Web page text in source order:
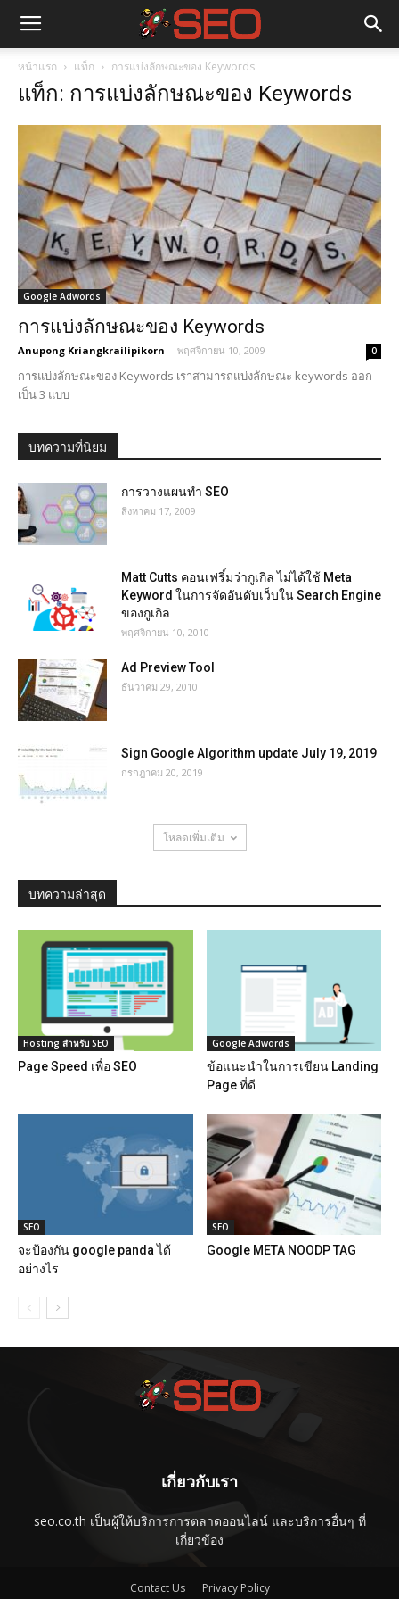
หน้าแรก แท็ก การแบ่งลักษณะของ Keywords
แท็ก: การแบ่งลักษณะของ Keywords
Google Adwords
การแบ่งลักษณะของ Keywords
Anupong Kriangkrailipikorn - พฤศจิกายน 10, 2009 0
การแบ่งลักษณะของ Keywords เราสามารถแบ่งลักษณะ keywords ออก
เป็น 3 แบบ
บทความที่นิยม
การวางแผนทำ SEO
สิงหาคม 17, 2009
Matt Cutts คอนเฟริ์มว่ากูเกิล ไม่ได้ใช้ Meta
Keyword ในการจัดอันดับเว็บใน Search Engine
ของกูเกิล
พฤศจิกายน 10, 2010
Ad Preview Tool
ธันวาคม 29, 2010
Sign Google Algorithm update July 19, 2019
กรกฎาคม 20, 2019
โหลดเพิ่มเติม
บทความล่าสุด
Hosting สำหรับ SEO
Page Speed เพื่อ SEO
Google Adwords
ข้อแนะนำในการเขียน Landing
Page ที่ดี
SEO
จะป้องกัน google panda ได้
อย่างไร
SEO
Google META NOODP TAG
เกี่ยวกับเรา
seo.co.th เป็นผู้ให้บริการการตลาดออนไลน์ และบริการอื่นๆ ที่
เกี่ยวข้อง
Contact Us Privacy Policy